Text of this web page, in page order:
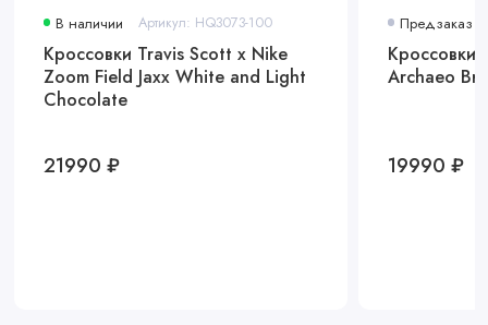
В наличии Артикул: HQ3073-100
Кроссовки Travis Scott x Nike
Zoom Field Jaxx White and Light
Chocolate
21990 ₽
Предзаказ
Кроссовки
Archaeo
19990 ₽